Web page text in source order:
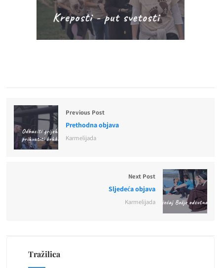
Previous Post
Prethodna objava
Karmelijada
Next Post
Sljedeća objava
Karmelijada
Tražilica